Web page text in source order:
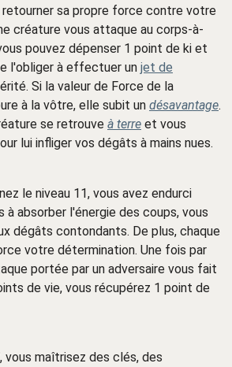
sa propre force contre votre
créature vous attaque au corps-à-
pouvez dépenser 1 point de ki et
l'obliger à effectuer un jet de
Si la valeur de Force de la
à la vôtre, elle subit un désavantage.
se retrouve à terre et vous
lui infliger vos dégâts à mains nues.
le niveau 11, vous avez endurci
absorber l'énergie des coups, vous
dégâts contondants. De plus, chaque
votre détermination. Une fois par
portée par un adversaire vous fait
de vie, vous récupérez 1 point de
vous maîtrisez des clés, des